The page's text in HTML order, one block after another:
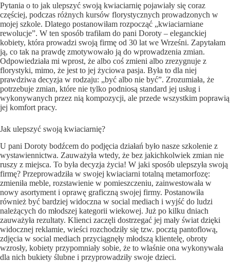
Pytania o to jak ulepszyć swoją kwiaciarnię pojawiały się coraz
częściej, podczas różnych kursów florystycznych prowadzonych w
mojej szkole. Dlatego postanowiłam rozpocząć „kwiaciarniane
rewolucje”. W ten sposób trafiłam do pani Doroty – eleganckiej
kobiety, która prowadzi swoją firmę od 30 lat we Wrześni. Zapytałam
ją, co tak na prawdę zmotywowało ją do wprowadzenia zmian.
Odpowiedziała mi wprost, że albo coś zmieni albo zrezygnuje z
florystyki, mimo, że jest to jej życiowa pasja. Była to dla niej
prawdziwa decyzja w rodzaju: „być albo nie być”. Zrozumiała, że
potrzebuje zmian, które nie tylko podniosą standard jej usług i
wykonywanych przez nią kompozycji, ale przede wszystkim poprawią
jej komfort pracy.
Jak ulepszyć swoją kwiaciarnię?
U pani Doroty bodźcem do podjęcia działań było nasze szkolenie z
wystawiennictwa. Zauważyła wtedy, że bez jakichkolwiek zmian nie
ruszy z miejsca. To była decyzja życia! W jaki sposób ulepszyła swoją
firmę? Przeprowadziła w swojej kwiaciarni totalną metamorfozę:
zmieniła meble, rozstawienie w pomieszczeniu, zainwestowała w
nowy asortyment i oprawę graficzną swojej firmy. Postanowiła
również być bardziej widoczna w social mediach i wyjść do ludzi
należących do młodszej kategorii wiekowej. Już po kilku dniach
zauważyła rezultaty. Klienci zaczęli dostrzegać jej mały świat dzięki
widocznej reklamie, wieści rozchodziły się tzw. pocztą pantoflową,
zdjęcia w social mediach przyciągnęły młodszą klientelę, obroty
wzrosły, kobiety przypomniały sobie, że to właśnie ona wykonywała
dla nich bukiety ślubne i przyprowadziły swoje dzieci.